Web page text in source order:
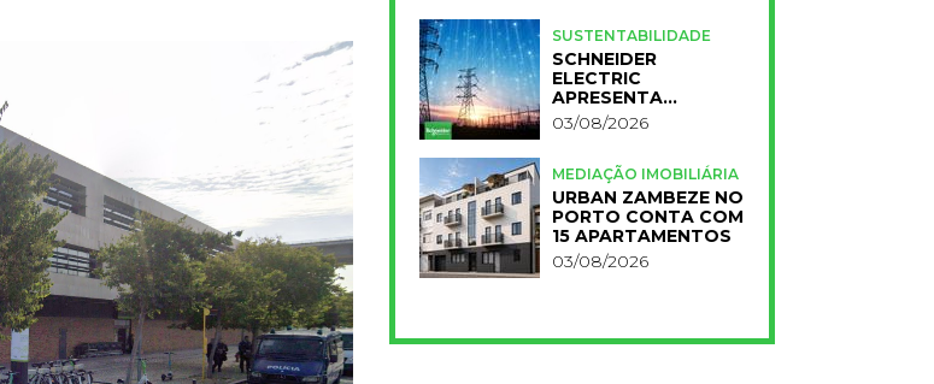
SUSTENTABILIDADE
SCHNEIDER
ELECTRIC
APRESENTA
PRIMEIROS
RESULTADOS DO
03/08/2026
MEDIAÇÃO IMOBILIÁRIA
URBAN ZAMBEZE NO
PORTO CONTA COM
15 APARTAMENTOS
03/08/2026